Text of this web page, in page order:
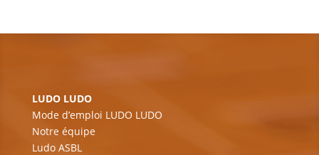
LUDO LUDO
Mode d’emploi LUDO LUDO
Notre équipe
Ludo ASBL